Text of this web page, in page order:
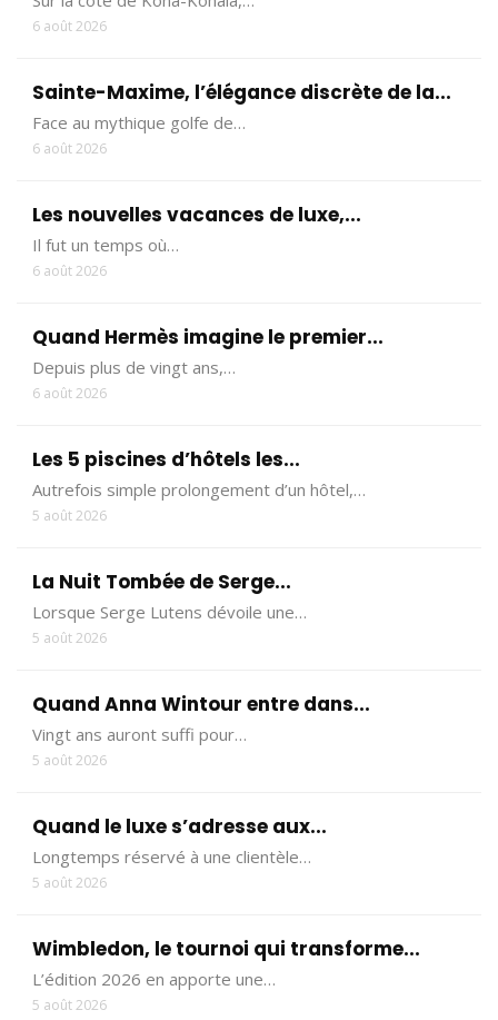
6 août 2026
Sainte-Maxime, l’élégance discrète de la...
Face au mythique golfe de…
6 août 2026
Les nouvelles vacances de luxe,...
Il fut un temps où…
6 août 2026
Quand Hermès imagine le premier...
Depuis plus de vingt ans,…
6 août 2026
Les 5 piscines d’hôtels les...
Autrefois simple prolongement d’un hôtel,…
5 août 2026
La Nuit Tombée de Serge...
Lorsque Serge Lutens dévoile une…
5 août 2026
Quand Anna Wintour entre dans...
Vingt ans auront suffi pour…
5 août 2026
Quand le luxe s’adresse aux...
Longtemps réservé à une clientèle…
5 août 2026
Wimbledon, le tournoi qui transforme...
L’édition 2026 en apporte une…
5 août 2026